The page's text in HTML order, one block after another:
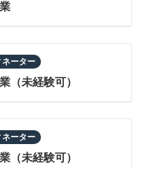
ネーター
（未経験可）
ネーター
（未経験可）